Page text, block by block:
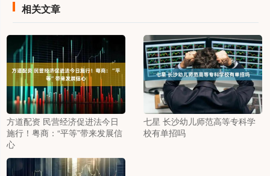
相关文章
方道配资 民营经济促进法今日
施行！粤商：“平等”带来发展信
心
七星 长沙幼儿师范高等专科学
校有单招吗